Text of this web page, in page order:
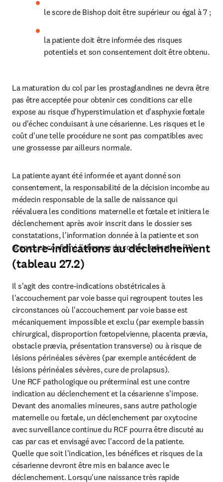
le score de Bishop doit être supérieur ou égal à 7 ;
la patiente doit être informée des risques
potentiels et son consentement doit être obtenu.
La maturation du col par les prostaglandines ne devra être
pas être acceptée pour obtenir ces conditions car elle
expose au risque d'hyperstimulation et d'asphyxie fœtale
ou d'échec conduisant à une césarienne. Les risques et le
coût d'une telle procédure ne sont pas compatibles avec
une grossesse par ailleurs normale.
La patiente ayant été informée et ayant donné son
consentement, la responsabilité de la décision incombe au
médecin responsable de la salle de naissance qui
réévaluera les conditions maternelle et fœtale et initiera le
déclenchement après avoir inscrit dans le dossier ses
constatations, l'information donnée à la patiente et son
accord, et confirmé l'absence de contre-indication [11].
Contre-indications au déclenchement
(tableau 27.2)
Il s'agit des contre-indications obstétricales à
l'accouchement par voie basse qui regroupent toutes les
circonstances où l'accouchement par voie basse est
mécaniquement impossible et exclu (par exemple bassin
chirurgical, disproportion fœtopelvienne, placenta prævia,
obstacle prævia, présentation transverse) ou à risque de
lésions périnéales sévères (par exemple antécédent de
lésions périnéales sévères, cure de prolapsus).
Une RCF pathologique ou préterminal est une contre
indication au déclenchement et la césarienne s'impose.
Devant des anomalies mineures, sans autre pathologie
maternelle ou fœtale, un déclenchement par oxytocine
avec surveillance continue du RCF pourra être discuté au
cas par cas et envisagé avec l'accord de la patiente.
Quelle que soit l'indication, les bénéfices et risques de la
césarienne devront être mis en balance avec le
déclenchement. Lorsqu'une naissance très rapide